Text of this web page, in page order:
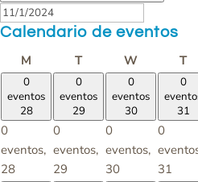
Calendario de eventos
M
TMartes WMiércoles
T
0
eventos
28
0
eventos,
28
0
eventos
29
0
eventos,
29
0
eventos
30
0
eventos,
30
0
31
0
31